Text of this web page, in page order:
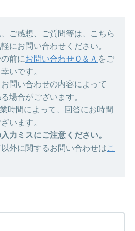
ご感想、ご質問等は、こちら
にお問い合わせください。
前にお問い合わせＱ＆Ａ をご
いです。
問い合わせの内容によって
場合がございます。
時間によって、回答にお時間
います。
力ミスにご注意ください。
外に関するお問い合わせはこ